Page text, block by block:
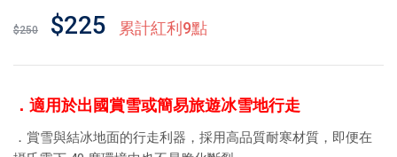
$250 $225 累計紅利9點
．適用於出國賞雪或簡易旅遊冰雪地行走
．賞雪與結冰地面的行走利器，採用高品質耐寒材質，即便在